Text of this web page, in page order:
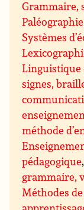
Grammaire,
Systèmes
signes,
méthode
pédagogique
grammaire,
Méthodes